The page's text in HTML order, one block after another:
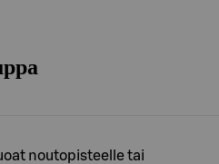
noutopisteelle tai